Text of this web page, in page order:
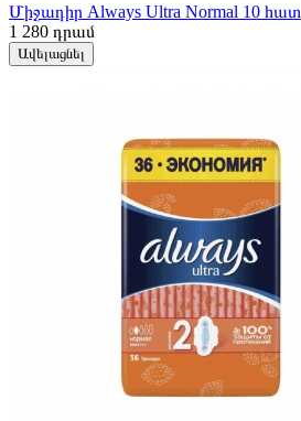
Միջադիր Always Ultra Normal 10 հատ
1 280 դրամ
Ավելացնել